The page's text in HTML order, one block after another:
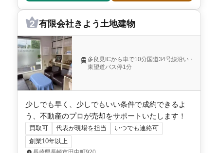
有限会社きよう土地建物
多良見ICから車で10分国道34号線沿い・
東望道バス停1分
少しでも早く、少しでもいい条件で成約できるよ
う、不動産のプロが売却をサポートいたします！
買取可 代表が現場を担当
いつでも連絡可
創業10年以上